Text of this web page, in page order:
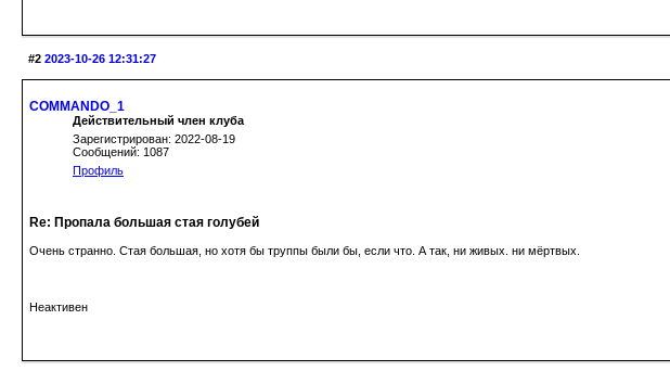
#2 2023-10-26 12:31:27
COMMANDO_1
Действительный член клуба
Зарегистрирован: 2022-08-19
Сообщений: 1087
Профиль
Re: Пропала большая стая голубей
Очень странно. Стая большая, но хотя бы труппы были бы, если что. А так, ни живых. ни мёртвых.
Неактивен